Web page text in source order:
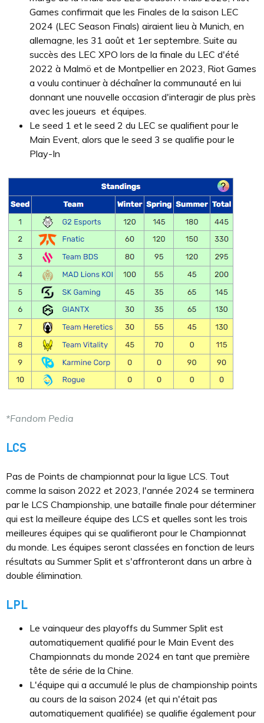
Games confirmait que les Finales de la saison LEC
2024 (LEC Season Finals) airaient lieu à Munich, en
allemagne, les 31 août et 1er septembre. Suite au
succès des LEC XPO lors de la finale du LEC d'été
2022 à Malmö et de Montpellier en 2023, Riot Games
a voulu continuer à déchaîner la communauté en lui
donnant une nouvelle occasion d'interagir de plus près
avec les joueurs et équipes.
Le seed 1 et le seed 2 du LEC se qualifient pour le
Main Event, alors que le seed 3 se qualifie pour le
Play-In
*Fandom Pedia
LCS
Pas de Points de championnat pour la ligue LCS. Tout
comme la saison 2022 et 2023, l'année 2024 se terminera
par le LCS Championship, une bataille finale pour déterminer
qui est la meilleure équipe des LCS et quelles sont les trois
meilleures équipes qui se qualifieront pour le Championnat
du monde. Les équipes seront classées en fonction de leurs
résultats au Summer Split et s'affronteront dans un arbre à
double élimination.
LPL
Le vainqueur des playoffs du Summer Split est
automatiquement qualifié pour le Main Event des
Championnats du monde 2024 en tant que première
tête de série de la Chine.
L'équipe qui a accumulé le plus de championship points
au cours de la saison 2024 (et qui n'était pas
automatiquement qualifiée) se qualifie également pour